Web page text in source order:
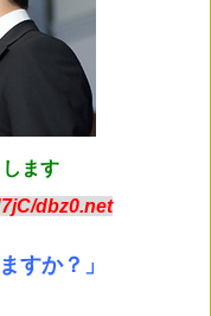
ます
dbz0.net
すか？」